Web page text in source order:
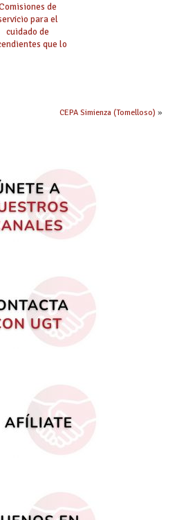
de
para el
cuidado de
que lo
CEPA Simienza (Tomelloso) »